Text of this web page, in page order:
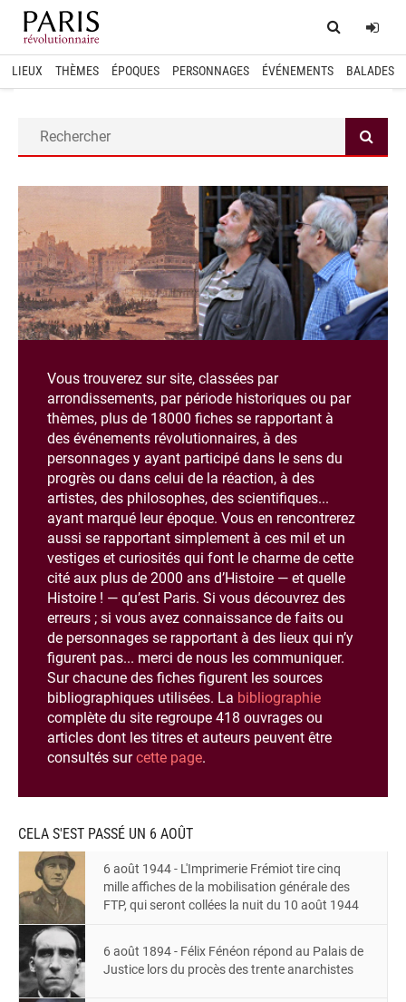
Home
LIEUX THÈMES ÉPOQUES PERSONNAGES ÉVÉNEMENTS BALADES
Vous trouverez sur site, classées par
arrondissements, par période historiques ou par
thèmes, plus de 18000 fiches se rapportant à
des événements révolutionnaires, à des
personnages y ayant participé dans le sens du
progrès ou dans celui de la réaction, à des
artistes, des philosophes, des scientifiques...
ayant marqué leur époque. Vous en rencontrerez
aussi se rapportant simplement à ces mil et un
vestiges et curiosités qui font le charme de cette
cité aux plus de 2000 ans d’Histoire — et quelle
Histoire ! — qu’est Paris. Si vous découvrez des
erreurs ; si vous avez connaissance de faits ou
de personnages se rapportant à des lieux qui n’y
figurent pas... merci de nous les communiquer.
Sur chacune des fiches figurent les sources
bibliographiques utilisées. La bibliographie
complète du site regroupe 418 ouvrages ou
articles dont les titres et auteurs peuvent être
consultés surcette page.
CELA S'EST PASSÉ UN 6 AOÛT
6 août 1944- L'Imprimerie Frémiot tire cinq
mille affiches de la mobilisation générale des
FTP, qui seront collées la nuit du 10 août 1944
6 août 1894- Félix Fénéon répond au Palais de
Justice lors du procès des trente anarchistes